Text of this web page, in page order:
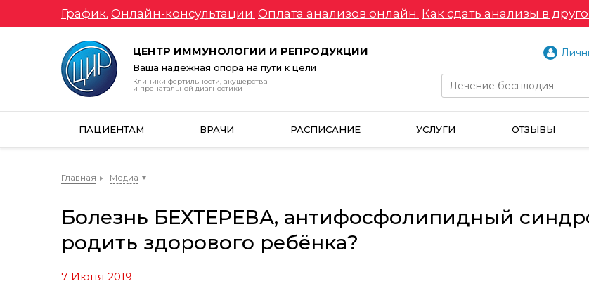
График. Онлайн-консультации. Оплата анализов онлайн. Как сдать анализы в
ЦЕНТР ИММУНОЛОГИИ И РЕПРОДУКЦИИ
Ваша надежная опора на пути к цели
Клиники фертильности, акушерства
и пренатальной диагностики
ПАЦИЕНТАМ ВРАЧИ РАСПИСАНИЕ УСЛУГИ ОТЗЫВЫ
Главная Медиа
Болезнь БЕХТЕРЕВА, антифосфолипидный
родить здорового ребёнка?
7 Июня 2019